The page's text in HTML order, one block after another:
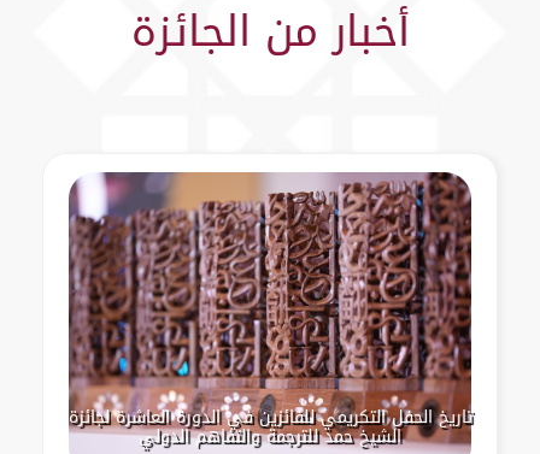
أخبار من الجائزة
تاريخ الحفل التكريمي للفائزين في الدورة العاشرة لجائزة
الشيخ حمد للترجمة والتفاهم الدولي